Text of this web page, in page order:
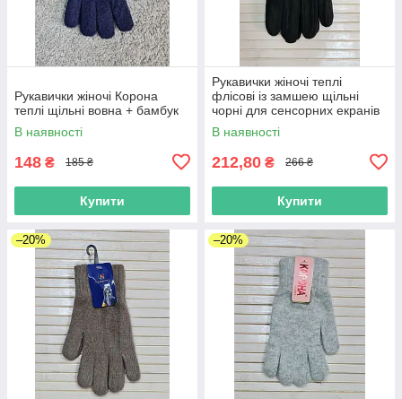
Рукавички жіночі Корона
теплі щільні вовна + бамбук
В наявності
148 ₴ 185 ₴
Купити
Рукавички жіночі теплі
флісові із замшею щільні
чорні для сенсорних екранів
В наявності
212,80 ₴ 266 ₴
Купити
–20% –20%